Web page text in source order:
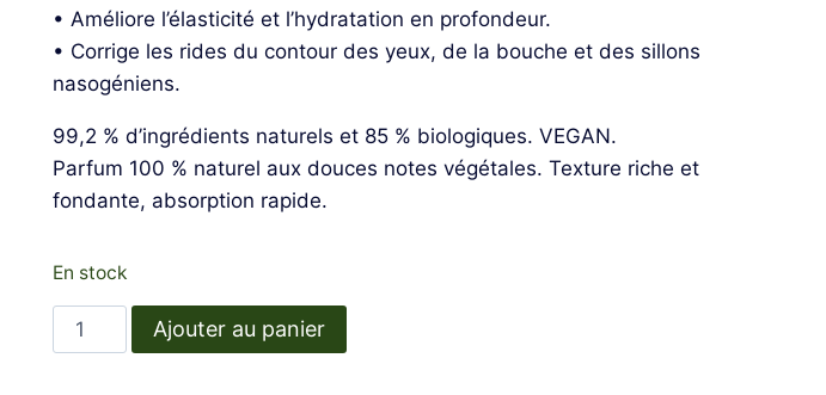
• Améliore l’élasticité et l’hydratation en profondeur.
• Corrige les rides du contour des yeux, de la bouche et des sillons
nasogéniens.
99,2 % d’ingrédients naturels et 85 % biologiques. VEGAN.
Parfum 100 % naturel aux douces notes végétales. Texture riche et
fondante, absorption rapide.
En stock
quantité
de
Ajouter au panier